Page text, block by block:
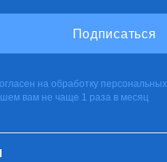
на обработку
вам не чаще 1 раза в месяц